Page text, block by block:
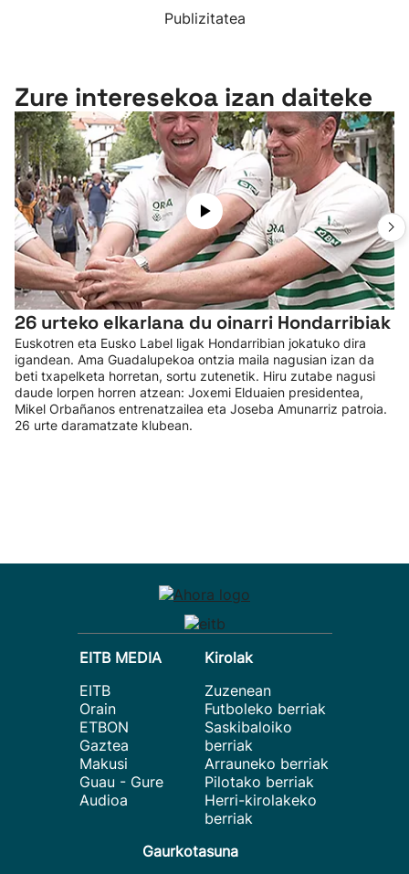
Publizitatea
Zure interesekoa izan daiteke
26 urteko elkarlana du oinarri Hondarribiak
Euskotren eta Eusko Label ligak Hondarribian jokatuko dira
igandean. Ama Guadalupekoa ontzia maila nagusian izan da
beti txapelketa horretan, sortu zutenetik. Hiru zutabe nagusi
daude lorpen horren atzean: Joxemi Elduaien presidentea,
Mikel Orbañanos entrenatzailea eta Joseba Amunarriz patroia.
26 urte daramatzate klubean.
EITB MEDIA
EITB
Orain
ETBON
Gaztea
Makusi
Guau - Gure
Audioa
Kirolak
Zuzenean
Futboleko berriak
Saskibaloiko
berriak
Arrauneko berriak
Pilotako berriak
Herri-kirolakeko
berriak
Gaurkotasuna